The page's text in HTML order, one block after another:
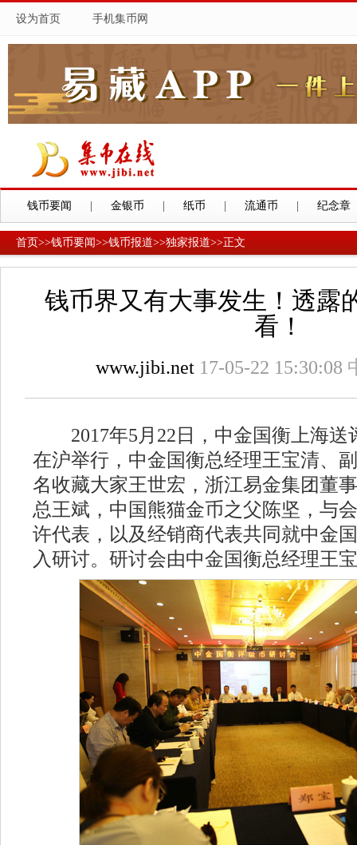
设为首页 手机集币网
钱币要闻 金银币 纸币 流通币 纪念章
首页>>钱币要闻>>钱币报道>>独家报道>>正文
钱币界又有大事发生！透露
看！
www.jibi.net 17-05-22 15:30:08
2017年5月22日，中金国衡上海送
在沪举行，中金国衡总经理王宝清、
名收藏大家王世宏，浙江易金集团董
总王斌，中国熊猫金币之父陈坚，与
许代表，以及经销商代表共同就中金
入研讨。研讨会由中金国衡总经理王